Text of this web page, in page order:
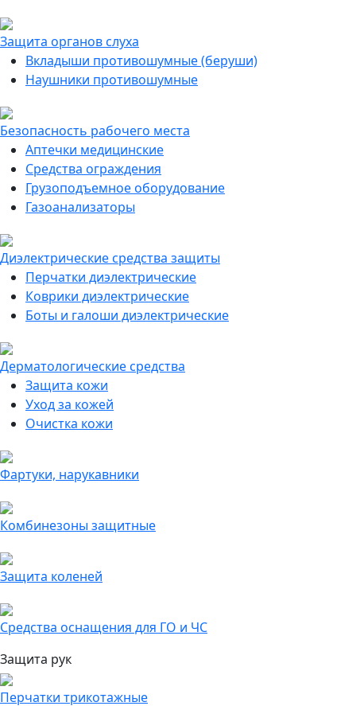
Защита органов слуха
Вкладыши противошумные (беруши)
Наушники противошумные
Безопасность рабочего места
Аптечки медицинские
Средства ограждения
Грузоподъемное оборудование
Газоанализаторы
Диэлектрические средства защиты
Перчатки диэлектрические
Коврики диэлектрические
Боты и галоши диэлектрические
Дерматологические средства
Защита кожи
Уход за кожей
Очистка кожи
Фартуки, нарукавники
Комбинезоны защитные
Защита коленей
Средства оснащения для ГО и ЧС
Защита рук
Перчатки трикотажные